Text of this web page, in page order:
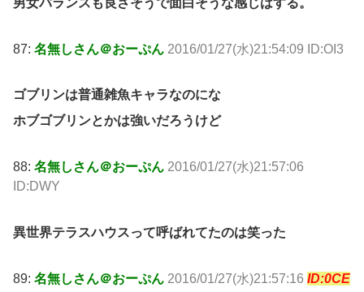
87: 名無しさん＠おーぷん 2016/01/27(水)21:54:09 ID:OI3
ゴブリンは普通雑魚キャラなのにな
ホブゴブリンとかは強いだろうけど
88: 名無しさん＠おーぷん 2016/01/27(水)21:57:06
ID:DWY
異世界テラスハウスって呼ばれてたのは笑った
89: 名無しさん＠おーぷん 2016/01/27(水)21:57:16 ID:0CE